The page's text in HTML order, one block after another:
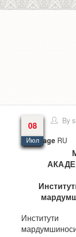
08
Июл
By
Language RU